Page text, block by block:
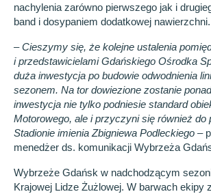
nachylenia zarówno pierwszego jak i
band i dosypaniem dodatkowej nawierzchni.
– Cieszymy się, że kolejne ustalenia
i przedstawicielami Gdańskiego Ośrodka
duża inwestycja po budowie odwodnienia
sezonem. Na tor dowiezione zostanie
inwestycja nie tylko podniesie standard
Motorowego, ale i przyczyni się również
Stadionie imienia Zbigniewa Podleckiego –
menedżer ds. komunikacji Wybrzeża
Wybrzeże Gdańsk w nadchodzącym
Krajowej Lidze Żużlowej. W barwach